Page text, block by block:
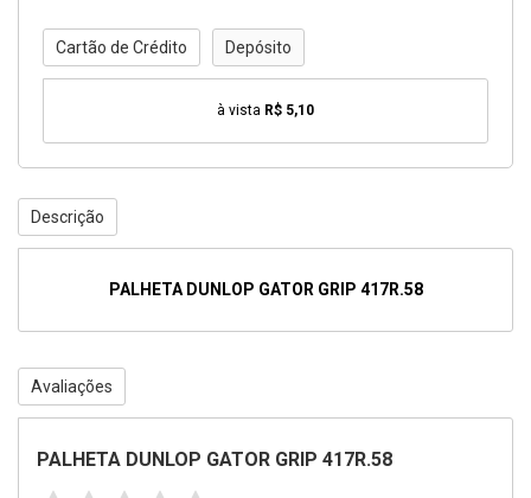
Cartão de Crédito Depósito
à vista R$ 5,10
Descrição
PALHETA DUNLOP GATOR GRIP 417R.58
Avaliações
PALHETA DUNLOP GATOR GRIP 417R.58